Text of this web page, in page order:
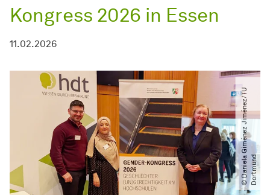
Kongress 2026 in Essen
11.02.2026
©
D
a
n
i
e
la
G
i
m
é
n
e
z
J
i
m
é
n
e
z​
/​
T
U
D
o
r
t
m
u
nd